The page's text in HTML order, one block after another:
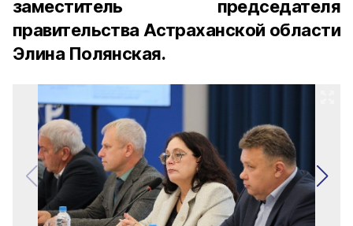
заместитель председателя
правительства Астраханской области
Элина Полянская.